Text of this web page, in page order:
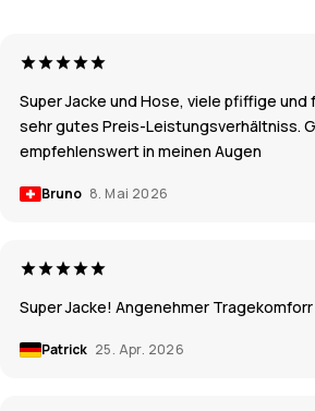
Super Jacke und Hose, viele pfiffige und
sehr gutes Preis-Leistungsverhältniss.
empfehlenswert in meinen Augen
Bruno 8. Mai 2026
Super Jacke! Angenehmer Tragekomforr
Patrick 25. Apr. 2026